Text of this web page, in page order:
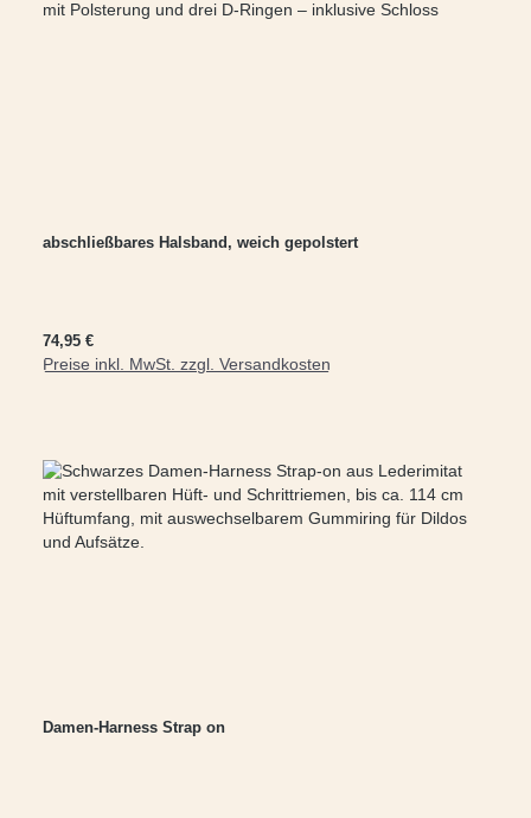
abschließbares Halsband, weich gepolstert
Regulärer Preis:
74,95 €
Preise inkl. MwSt. zzgl. Versandkosten
In den Warenkorb
Damen-Harness Strap on